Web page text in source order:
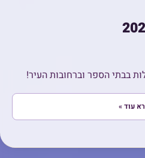
בבתי הספר וברחובות העיר!
עוד »